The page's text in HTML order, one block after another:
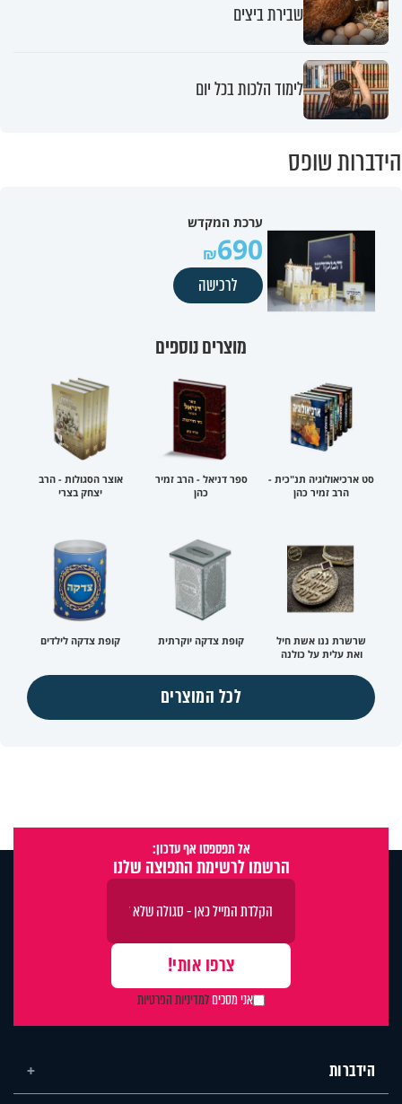
שבירת ביצים
לימוד הלכות בכל יום
הידברות שופס
ערכת המקדש
690
לרכישה
מוצרים נוספים
סט ארכיאולוגיה תנ"כית -
הרב זמיר כהן
ספר דניאל - הרב זמיר
כהן
אוצר הסגולות - הרב
יצחק בצרי
שרשרת ננו אשת חיל
ואת עלית על כולנה
קופת צדקה יוקרתית קופת צדקה לילדים
לכל המוצרים
אל תפספסו אף עדכון:
הרשמו לרשימת התפוצה שלנו
אני מסכיםלמדיניות הפרטיות
הידברות